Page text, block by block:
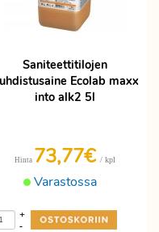
Saniteettitilojen
Ecolab maxx
into alk2 5l
Varastossa
Hinta 73,77€ / kpl
-
+